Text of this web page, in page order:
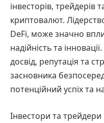
інвесторів, трейдерів
криптовалют.
DeFi, може значно
надійність та
досвід, репутація та
засновника
потенційний успіх та
Інвестори та